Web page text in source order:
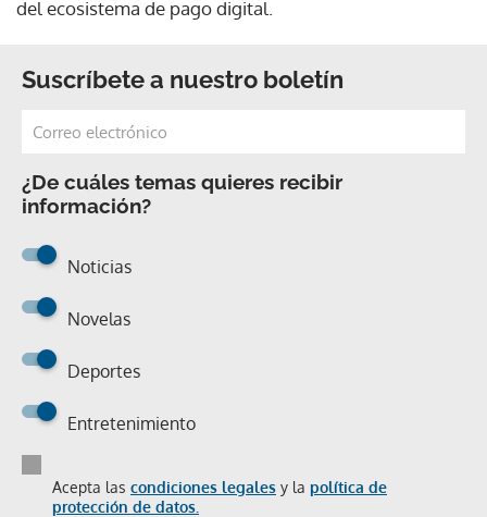
del ecosistema de pago digital.
Suscríbete a nuestro boletín
¿De cuáles temas quieres recibir
información?
Noticias
Novelas
Deportes
Entretenimiento
Acepta las condiciones legales y la política de
protección de datos.